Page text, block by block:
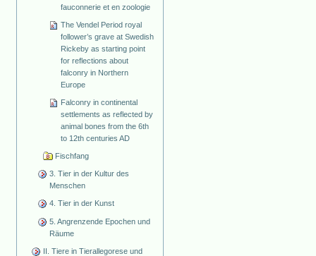
fauconnerie et en zoologie
The Vendel Period royal
follower’s grave at Swedish
Rickeby as starting point
for reflections about
falconry in Northern
Europe
Falconry in continental
settlements as reflected by
animal bones from the 6th
to 12th centuries AD
Fischfang
3. Tier in der Kultur des
Menschen
4. Tier in der Kunst
5. Angrenzende Epochen und
Räume
II. Tiere in Tierallegorese und